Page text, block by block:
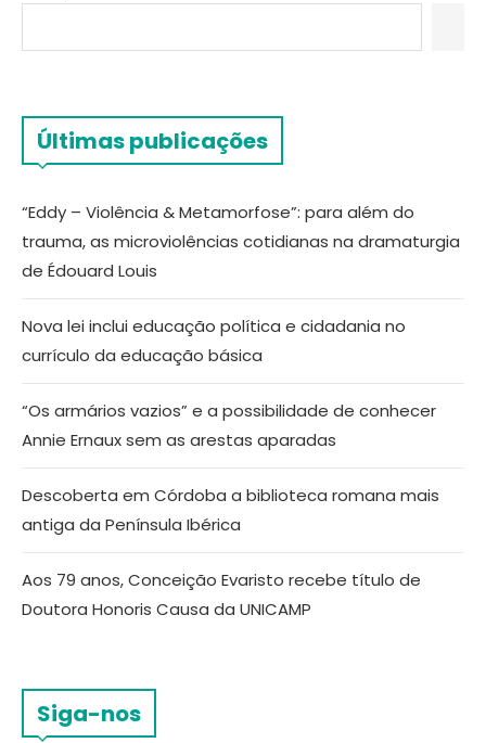
Últimas publicações
“Eddy – Violência & Metamorfose”: para além do
trauma, as microviolências cotidianas na dramaturgia
de Édouard Louis
Nova lei inclui educação política e cidadania no
currículo da educação básica
“Os armários vazios” e a possibilidade de conhecer
Annie Ernaux sem as arestas aparadas
Descoberta em Córdoba a biblioteca romana mais
antiga da Península Ibérica
Aos 79 anos, Conceição Evaristo recebe título de
Doutora Honoris Causa da UNICAMP
Siga-nos